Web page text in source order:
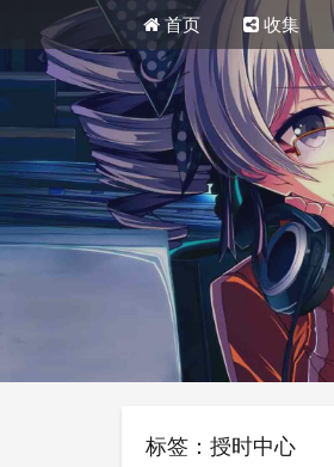
首页 收集
标签：授时中心